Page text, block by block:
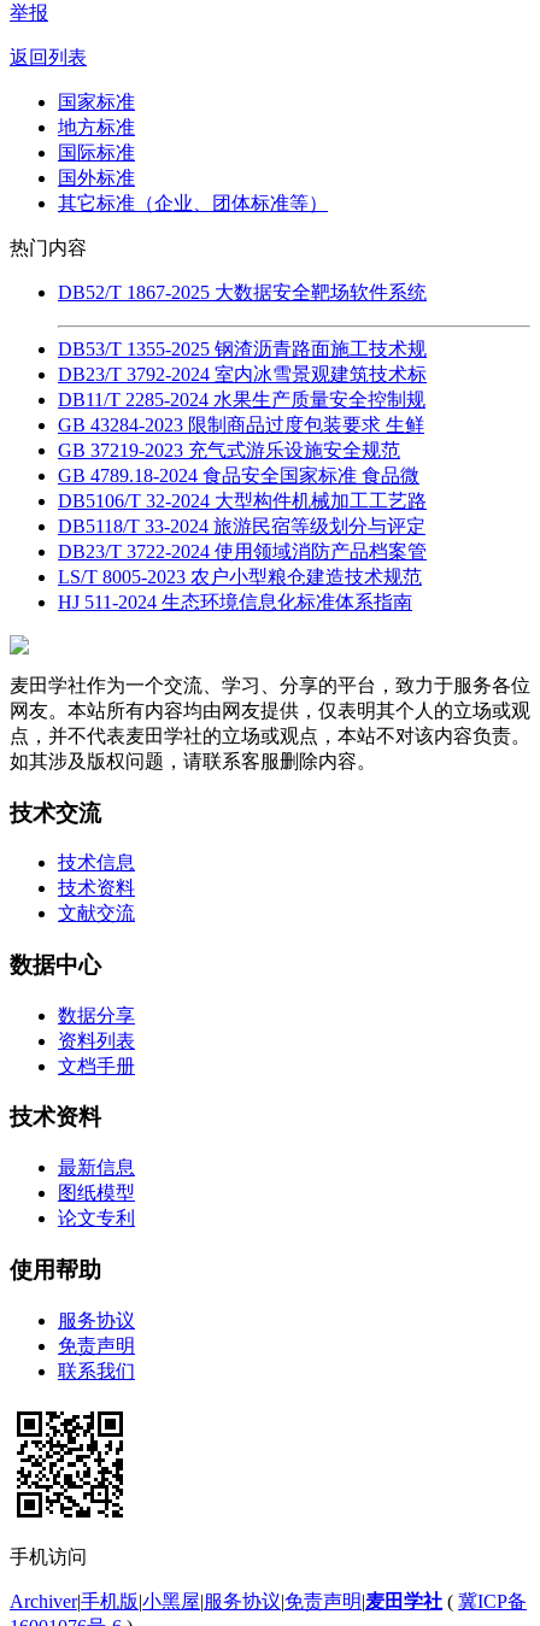
举报
返回列表
国家标准
地方标准
国际标准
国外标准
其它标准（企业、团体标准等）
热门内容
DB52/T 1867-2025 大数据安全靶场软件系统
DB53/T 1355-2025 钢渣沥青路面施工技术规
DB23/T 3792-2024 室内冰雪景观建筑技术标
DB11/T 2285-2024 水果生产质量安全控制规
GB 43284-2023 限制商品过度包装要求 生鲜
GB 37219-2023 充气式游乐设施安全规范
GB 4789.18-2024 食品安全国家标准 食品微
DB5106/T 32-2024 大型构件机械加工工艺路
DB5118/T 33-2024 旅游民宿等级划分与评定
DB23/T 3722-2024 使用领域消防产品档案管
LS/T 8005-2023 农户小型粮仓建造技术规范
HJ 511-2024 生态环境信息化标准体系指南
麦田学社作为一个交流、学习、分享的平台，致力于服务各位
网友。本站所有内容均由网友提供，仅表明其个人的立场或观
点，并不代表麦田学社的立场或观点，本站不对该内容负责。
如其涉及版权问题，请联系客服删除内容。
技术交流
技术信息
技术资料
文献交流
数据中心
数据分享
资料列表
文档手册
技术资料
最新信息
图纸模型
论文专利
使用帮助
服务协议
免责声明
联系我们
手机访问
Archiver|手机版|小黑屋|服务协议|免责声明|麦田学社 ( 冀ICP备